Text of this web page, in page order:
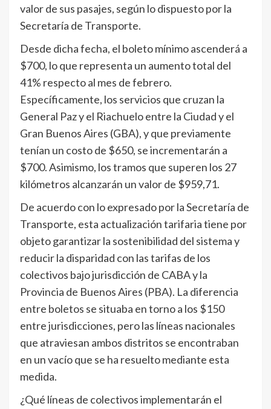
valor de sus pasajes, según lo dispuesto por la
Secretaría de Transporte.
Desde dicha fecha, el boleto mínimo ascenderá a
$700, lo que representa un aumento total del
41% respecto al mes de febrero.
Específicamente, los servicios que cruzan la
General Paz y el Riachuelo entre la Ciudad y el
Gran Buenos Aires (GBA), y que previamente
tenían un costo de $650, se incrementarán a
$700. Asimismo, los tramos que superen los 27
kilómetros alcanzarán un valor de $959,71.
De acuerdo con lo expresado por la Secretaría de
Transporte, esta actualización tarifaria tiene por
objeto garantizar la sostenibilidad del sistema y
reducir la disparidad con las tarifas de los
colectivos bajo jurisdicción de CABA y la
Provincia de Buenos Aires (PBA). La diferencia
entre boletos se situaba en torno a los $150
entre jurisdicciones, pero las líneas nacionales
que atraviesan ambos distritos se encontraban
en un vacío que se ha resuelto mediante esta
medida.
¿Qué líneas de colectivos implementarán el